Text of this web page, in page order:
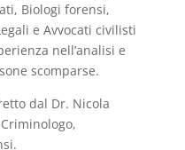
Biologi forensi,
e Avvocati civilisti
nell’analisi e
scomparse.
dal Dr. Nicola